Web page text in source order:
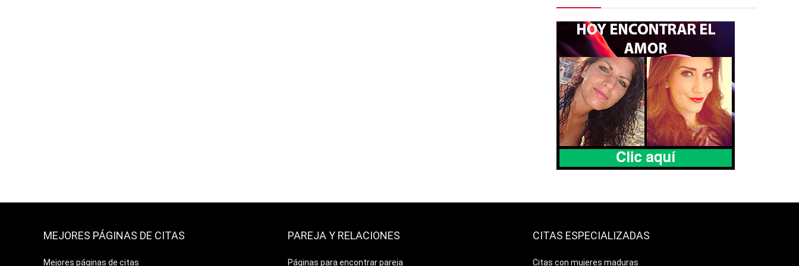
MEJORES PÁGINAS DE CITAS
Mejores páginas de citas
PAREJA Y RELACIONES
Páginas para encontrar pareja
CITAS ESPECIALIZADAS
Citas con mujeres maduras